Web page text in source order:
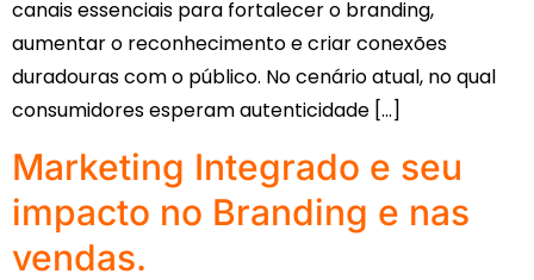
canais essenciais para fortalecer o branding,
aumentar o reconhecimento e criar conexões
duradouras com o público. No cenário atual, no qual
consumidores esperam autenticidade […]
Marketing Integrado e seu
impacto no Branding e nas
vendas.